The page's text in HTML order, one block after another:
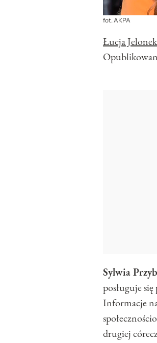
fot. AKPA
Łucja Jelonek
Sylwia
posługuje
Informacje
drugiej